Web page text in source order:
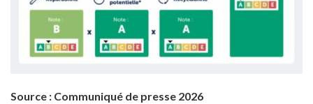
Source : Communiqué de presse 2026